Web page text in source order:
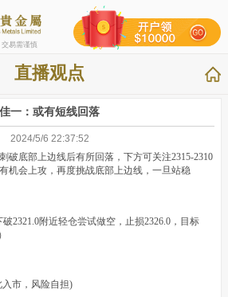
易需谨慎
直播观点
佳一：或有短线回落
2024/5/6 22:37:52
破底部上边线后有所回落，下方可关注2315-2310
机会上攻，再度挑战底部上边线，一旦站稳
2321.0附近轻仓尝试做空，止损2326.0，目标
市，风险自担)